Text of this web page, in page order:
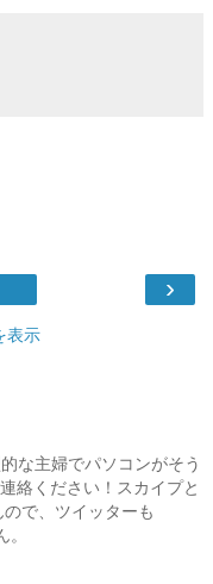
›
表示
な主婦でパソコンがそう
絡ください！スカイプと
で、ツイッターも